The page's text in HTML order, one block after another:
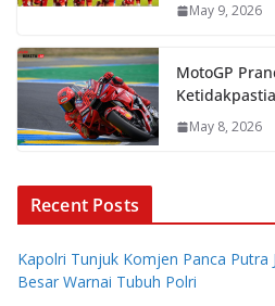
May 9, 2026
MotoGP
May 8, 2026
Recent Posts
Kapolri Tunjuk Komjen Panca Putra
Besar Warnai Tubuh Polri